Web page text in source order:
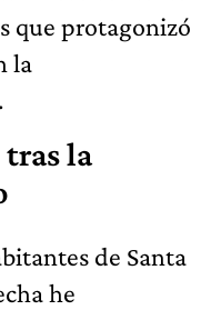
que protagonizó
la
tras la
de Santa
he